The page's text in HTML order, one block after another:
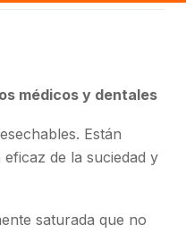
médicos y dentales
Están
de la suciedad y
saturada que no